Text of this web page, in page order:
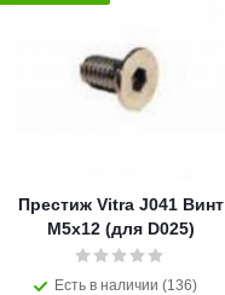
Престиж Vitra J041 Винт
М5х12 (для D025)
Есть в наличии (136)